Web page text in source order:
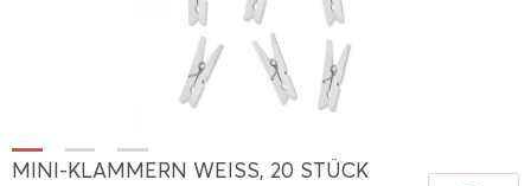
MINI-KLAMMERN WEISS, 20 STÜCK